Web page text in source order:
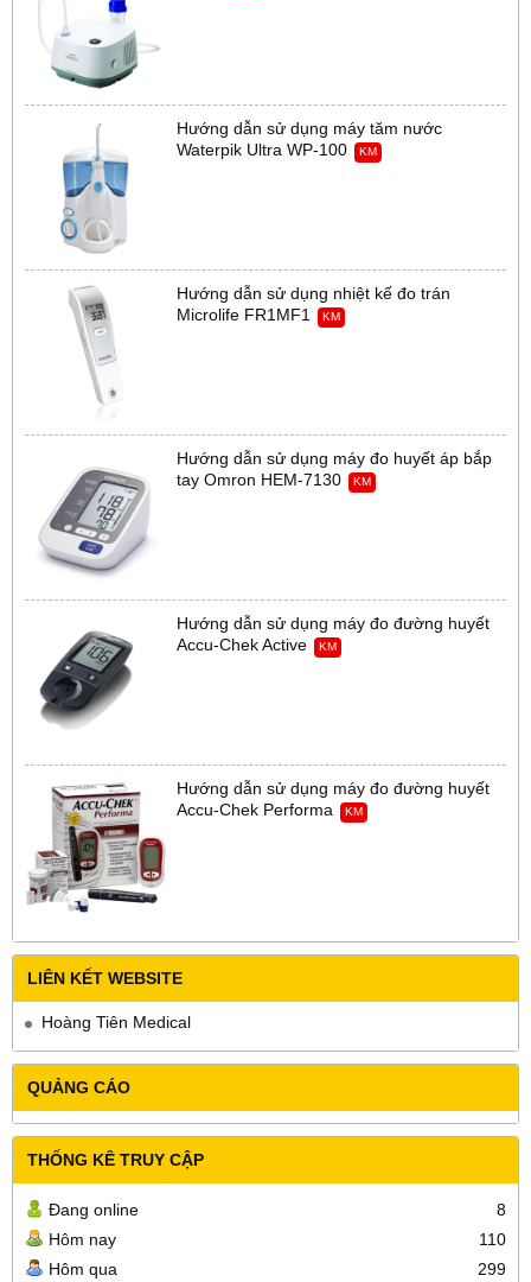
Hướng dẫn sử dụng máy tăm nước
Waterpik Ultra WP-100
KM
Hướng dẫn sử dụng nhiệt kế đo trán
Microlife FR1MF1
KM
Hướng dẫn sử dụng máy đo huyết áp bắp
tay Omron HEM-7130
KM
Hướng dẫn sử dụng máy đo đường huyết
Accu-Chek Active
KM
Hướng dẫn sử dụng máy đo đường huyết
Accu-Chek Performa
KM
LIÊN KẾT WEBSITE
Hoàng Tiên Medical
QUẢNG CÁO
THỐNG KÊ TRUY CẬP
Đang online
8
Hôm nay
110
Hôm qua
299